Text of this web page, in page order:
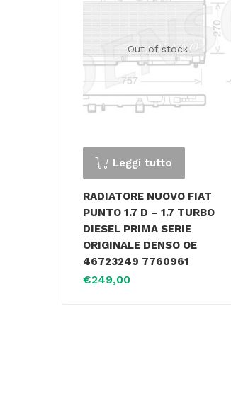
Out of stock
Leggi tutto
RADIATORE NUOVO FIAT
PUNTO 1.7 D – 1.7 TURBO
DIESEL PRIMA SERIE
ORIGINALE DENSO OE
46723249 7760961
€249,00